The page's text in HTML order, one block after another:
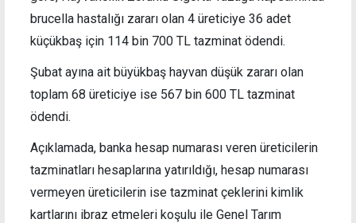
brucella hastalığı zararı olan 4 üreticiye 36 adet
küçükbaş için 114 bin 700 TL tazminat ödendi.
Şubat ayına ait büyükbaş hayvan düşük zararı olan
toplam 68 üreticiye ise 567 bin 600 TL tazminat
ödendi.
Açıklamada, banka hesap numarası veren üreticilerin
tazminatları hesaplarına yatırıldığı, hesap numarası
vermeyen üreticilerin ise tazminat çeklerini kimlik
kartlarını ibraz etmeleri koşulu ile Genel Tarım